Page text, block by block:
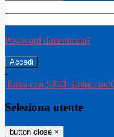
Password dimenticata?
-
Entra con SPID Entra con
Seleziona utente
button close ×